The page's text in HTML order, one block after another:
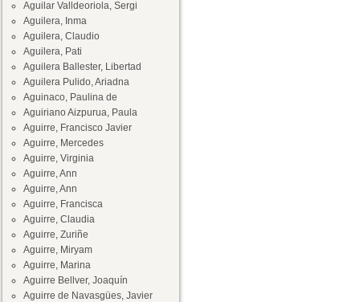
Aguilar Valldeoriola, Sergi
Aguilera, Inma
Aguilera, Claudio
Aguilera, Pati
Aguilera Ballester, Libertad
Aguilera Pulido, Ariadna
Aguinaco, Paulina de
Aguiriano Aizpurua, Paula
Aguirre, Francisco Javier
Aguirre, Mercedes
Aguirre, Virginia
Aguirre, Ann
Aguirre, Ann
Aguirre, Francisca
Aguirre, Claudia
Aguirre, Zuriñe
Aguirre, Miryam
Aguirre, Marina
Aguirre Bellver, Joaquín
Aguirre de Navasgües, Javier